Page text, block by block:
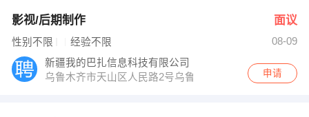
影视/后期制作 面议
性别不限 经验不限
08-09
新疆我的巴扎信息科技有限公司
乌鲁木齐市天山区人民路2号乌鲁木齐大厦5楼
申请